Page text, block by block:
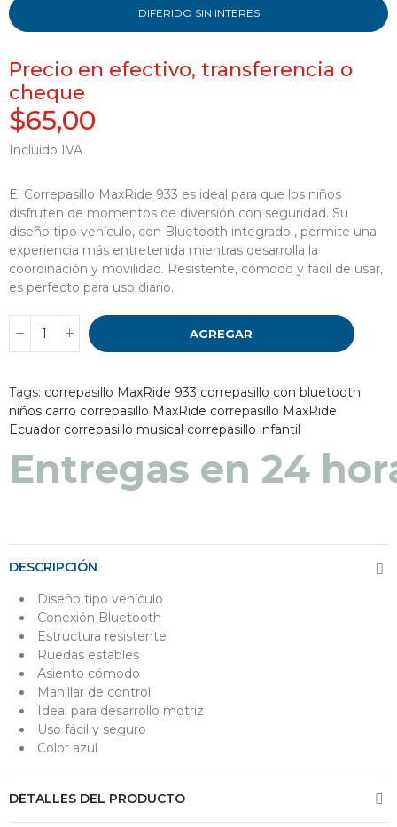
DIFERIDO SIN INTERES
Precio en efectivo, transferencia o
cheque
$65,00
Incluido IVA
El Correpasillo MaxRide 933 es ideal para que los niños
disfruten de momentos de diversión con seguridad. Su
diseño tipo vehículo, con Bluetooth integrado , permite una
experiencia más entretenida mientras desarrolla la
coordinación y movilidad. Resistente, cómodo y fácil de usar,
es perfecto para uso diario.
AGREGAR
Tags: correpasillo MaxRide 933 correpasillo con bluetooth
niños carro correpasillo MaxRide correpasillo MaxRide
Ecuador correpasillo musical correpasillo infantil
Entregas en 24
DESCRIPCIÓN
Diseño tipo vehículo
Conexión Bluetooth
Estructura resistente
Ruedas estables
Asiento cómodo
Manillar de control
Ideal para desarrollo motriz
Uso fácil y seguro
Color azul
DETALLES DEL PRODUCTO